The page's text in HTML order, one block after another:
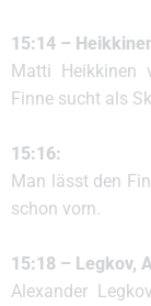
15:14 –
Matti Heikkinen
Finne sucht als
15:16:
Man lässt den
schon vorn.
15:18 – Legkov,
Alexander